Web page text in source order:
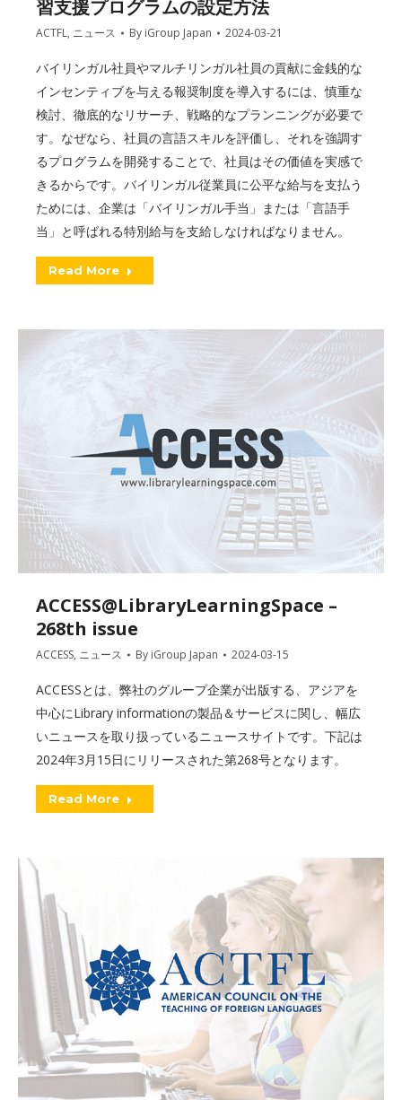
習支援プログラムの設定方法
ACTFL, ニュース By iGroup Japan 2024-03-21
バイリンガル社員やマルチリンガル社員の貢献に金銭的な
インセンティブを与える報奨制度を導入するには、慎重な
検討、徹底的なリサーチ、戦略的なプランニングが必要で
す。なぜなら、社員の言語スキルを評価し、それを強調す
るプログラムを開発することで、社員はその価値を実感で
きるからです。バイリンガル従業員に公平な給与を支払う
ためには、企業は「バイリンガル手当」または「言語手
当」と呼ばれる特別給与を支給しなければなりません。
Read More
ACCESS@LibraryLearningSpace –
268th issue
ACCESS, ニュース By iGroup Japan 2024-03-15
ACCESSとは、弊社のグループ企業が出版する、アジアを
中心にLibrary informationの製品＆サービスに関し、幅広
いニュースを取り扱っているニュースサイトです。下記は
2024年3月15日にリリースされた第268号となります。
Read More